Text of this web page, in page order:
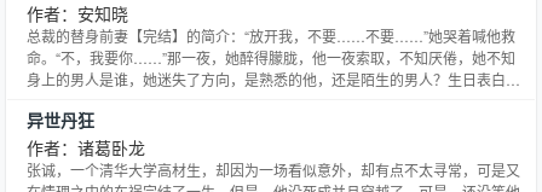
作者：安知晓
总裁的替身前妻【完结】的简介：“放开我，不要……不要……”她哭着喊他救
命。“不，我要你……”那一夜，她醉得朦胧，他一夜索取，不知厌倦，她不知
身上的男人是谁，她迷失了方向，是熟悉的他，还是陌生的男人？生日表白，
城。一纸契约，她成为他的女人，当她贪心沦陷于他时，却原来，她不过是他
寻来的替身，他的心上人再次回归，她傲然转身离去。数年后，当
异世丹狂
作者：诸葛卧龙
张诚，一个清华大学高材生，却因为一场看似意外，却有点不太寻常，可是又